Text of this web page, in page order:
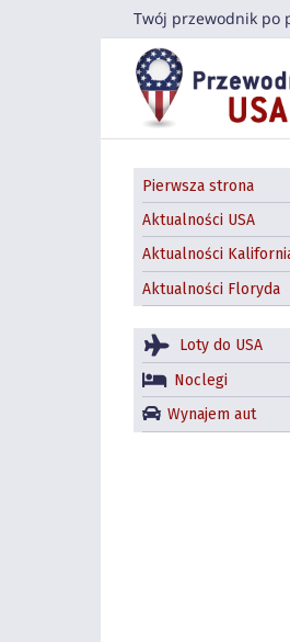
Twój przewodnik po
Pierwsza strona
Aktualności USA
Aktualności
Aktualności Floryda
Loty do USA
Noclegi
Wynajem aut